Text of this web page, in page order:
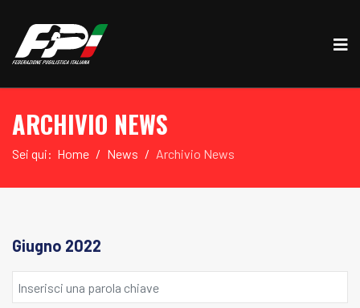
ARCHIVIO NEWS
Sei qui: Home News Archivio News
Giugno 2022